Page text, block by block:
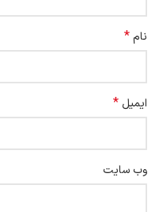
نام*
ایمیل *
وب‌ سایت